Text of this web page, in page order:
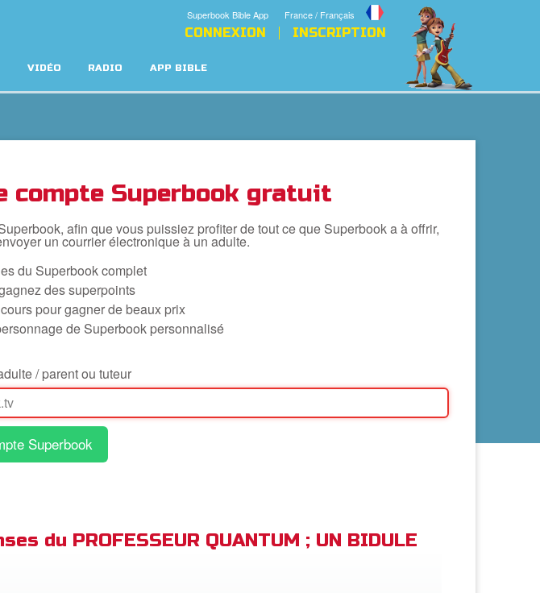
France / Français
Superbook Bible App
CONNEXION INSCRIPTION
VIDÉO RADIO APP BIBLE
compte Superbook gratuit
afin que vous puissiez profiter de tout ce que Superbook a à offrir,
un courrier électronique à un adulte.
du Superbook complet
des superpoints
pour gagner de beaux prix
de Superbook personnalisé
/ parent ou tuteur
du PROFESSEUR QUANTUM ; UN BIDULE